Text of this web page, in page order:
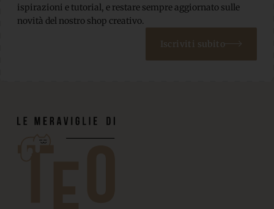
ispirazioni e tutorial, e restare sempre aggiornato sulle
novità del nostro shop creativo.
Iscriviti subito